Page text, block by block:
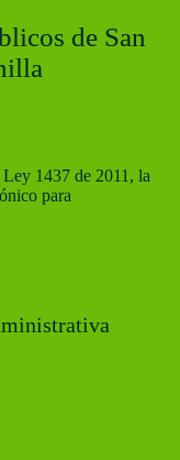
de San
1437 de 2011, la
para